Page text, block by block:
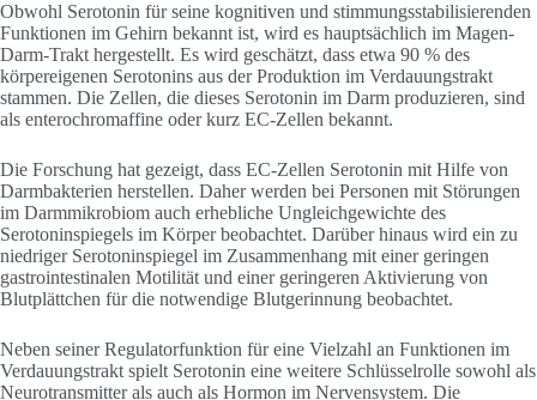
Obwohl Serotonin für seine kognitiven und stimmungsstabilisierenden
Funktionen im Gehirn bekannt ist, wird es hauptsächlich im Magen-
Darm-Trakt hergestellt. Es wird geschätzt, dass etwa 90 % des
körpereigenen Serotonins aus der Produktion im Verdauungstrakt
stammen. Die Zellen, die dieses Serotonin im Darm produzieren, sind
als enterochromaffine oder kurz EC-Zellen bekannt.
Die Forschung hat gezeigt, dass EC-Zellen Serotonin mit Hilfe von
Darmbakterien herstellen. Daher werden bei Personen mit Störungen
im Darmmikrobiom auch erhebliche Ungleichgewichte des
Serotoninspiegels im Körper beobachtet. Darüber hinaus wird ein zu
niedriger Serotoninspiegel im Zusammenhang mit einer geringen
gastrointestinalen Motilität und einer geringeren Aktivierung von
Blutplättchen für die notwendige Blutgerinnung beobachtet.
Neben seiner Regulatorfunktion für eine Vielzahl an Funktionen im
Verdauungstrakt spielt Serotonin eine weitere Schlüsselrolle sowohl als
Neurotransmitter als auch als Hormon im Nervensystem. Die